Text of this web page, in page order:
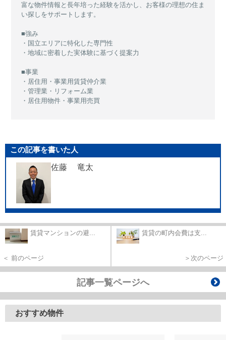
富な物件情報と長年培った経験を活かし、お客様の理想の住ま
い探しをサポートします。
■強み
・国立エリアに特化した専門性
・地域に密着した実体験に基づく提案力
■事業
・居住用・事業用賃貸仲介業
・管理業・リフォーム業
・居住用物件・事業用売買
この記事を書いた人
佐藤 竜太
賃貸マンションの避...
＜ 前のページ
賃貸の町内会費は支...
＞次のページ
記事一覧ページへ
おすすめ物件